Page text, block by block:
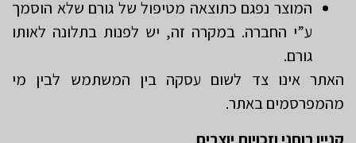
המוצר נפגם כתוצאה מטיפול של גורם שלא הוסמך
ע”י החברה. במקרה זה, יש לפנות בתלונה לאותו
גורם.
האתר אינו צד לשום עסקה בין המשתמש לבין מי
מהמפרסמים באתר.
קניין רוחני וזכויות יוצרים